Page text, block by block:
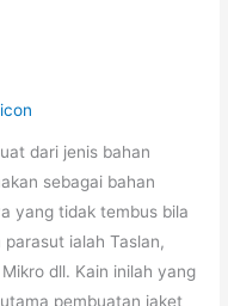
dari jenis bahan
sebagai bahan
yang tidak tembus bila
ialah Taslan,
dll. Kain inilah yang
pembuatan jaket